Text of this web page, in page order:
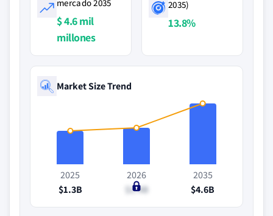
mercado 2035
$ 4.6 mil
millones
2035)
13.8%
Market Size Trend
2025
$1.3B
2026
$1.4B
2035
$4.6B